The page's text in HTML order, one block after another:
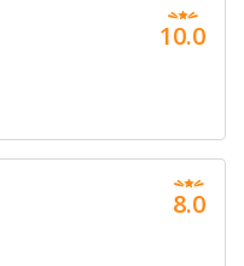
10.0
8.0